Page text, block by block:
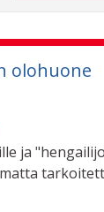
olohuone
ja
mukaan: